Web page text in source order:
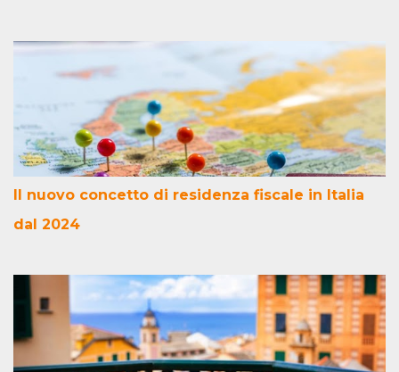
Il nuovo concetto di residenza fiscale in Italia
dal 2024